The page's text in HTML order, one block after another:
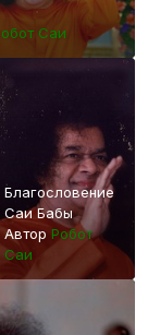
Саи
Благословение
Саи Бабы
АвторРобот
Саи